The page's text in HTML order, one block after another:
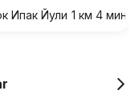
Ипак Йули 1 км 4 мин